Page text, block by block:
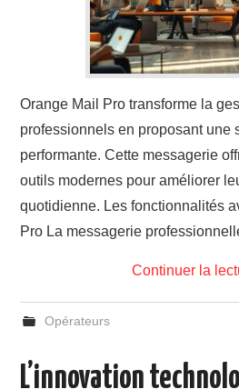
Orange Mail Pro transforme la
professionnels en proposant une
performante. Cette messagerie
outils modernes pour améliorer
quotidienne. Les fonctionnalités
Pro La messagerie
Continuer la
Opérateurs
L’innovation